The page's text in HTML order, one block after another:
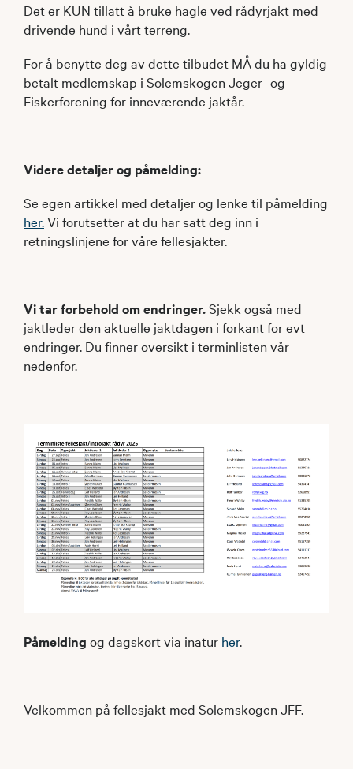
Det er KUN tillatt å bruke hagle ved rådyrjakt med
drivende hund i vårt terreng.
For å benytte deg av dette tilbudet MÅ du ha gyldig
betalt medlemskap i Solemskogen Jeger- og
Fiskerforening for inneværende jaktår.
Videre detaljer og påmelding:
Se egen artikkel med detaljer og lenke til påmelding
her.Vi forutsetter at du har satt deg inn i
retningslinjene for våre fellesjakter.
Vi tar forbehold om endringer.Sjekk også med
jaktleder den aktuelle jaktdagen i forkant for evt
endringer. Du finner oversikt i terminlisten vår
nedenfor.
Påmelding og dagskort via inatur her.
Velkommen på fellesjakt med Solemskogen JFF.